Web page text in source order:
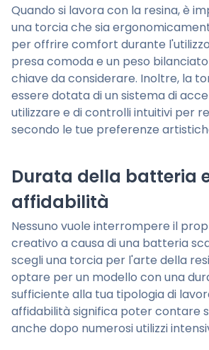
Quando si lavora con la resina, è
una torcia che sia
per offrire comfort durante
presa comoda e un peso
chiave da considerare. Inoltre, la
essere dotata di un sistema di
utilizzare e di controlli intuitivi per
secondo le tue preferenze
Durata della batteria
affidabilità
Nessuno vuole interrompere il
creativo a causa di una batteria
scegli una torcia per l'arte della
optare per un modello con una
sufficiente alla tua tipologia di
affidabilità significa poter contare
anche dopo numerosi utilizzi